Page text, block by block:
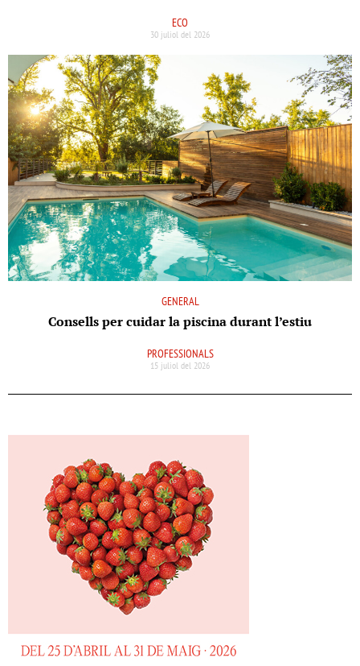
ECO
30 juliol del 2026
GENERAL
Consells per cuidar la piscina durant l’estiu
PROFESSIONALS
15 juliol del 2026